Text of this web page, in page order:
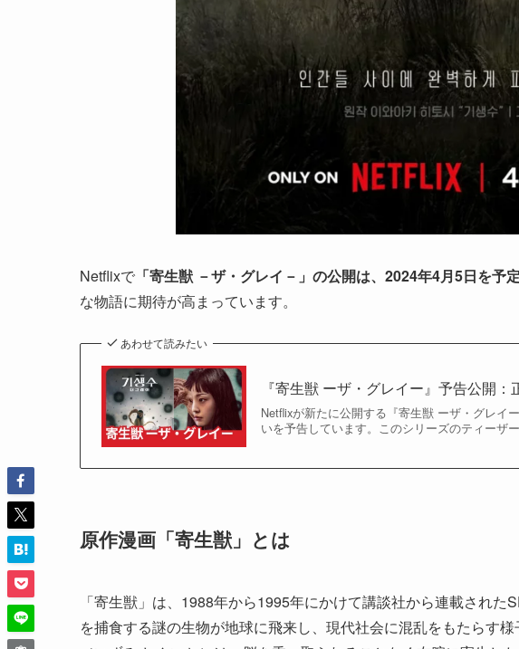
Netflixで 「寄生獣 －ザ・グレイ－」の公開は、2024年4月5日を予定
な物語に期待が高まっています。
あわせて読みたい
『寄生獣 ーザ・グレイー』予告公開
Netflixが新たに公開する『寄生獣 ーザ・グレイ
いを予告しています。このシリーズのティーザ
原作漫画「寄生獣」とは
「寄生獣」は、1988年から1995年にかけて講談社から連載され
を捕食する謎の生物が地球に飛来し、現代社会に混乱をもたらす